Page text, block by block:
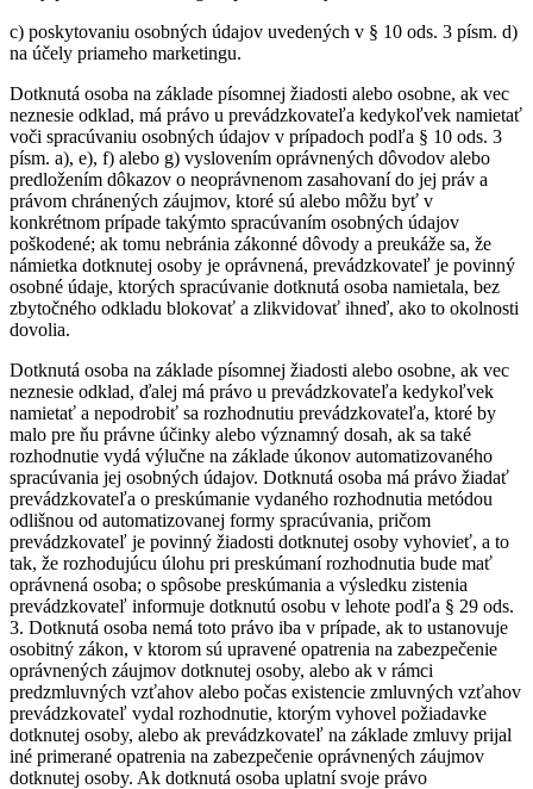
c) poskytovaniu osobných údajov uvedených v § 10 ods. 3 písm. d)
na účely priameho marketingu.
Dotknutá osoba na základe písomnej žiadosti alebo osobne, ak vec
neznesie odklad, má právo u prevádzkovateľa kedykoľvek namietať
voči spracúvaniu osobných údajov v prípadoch podľa § 10 ods. 3
písm. a), e), f) alebo g) vyslovením oprávnených dôvodov alebo
predložením dôkazov o neoprávnenom zasahovaní do jej práv a
právom chránených záujmov, ktoré sú alebo môžu byť v
konkrétnom prípade takýmto spracúvaním osobných údajov
poškodené; ak tomu nebránia zákonné dôvody a preukáže sa, že
námietka dotknutej osoby je oprávnená, prevádzkovateľ je povinný
osobné údaje, ktorých spracúvanie dotknutá osoba namietala, bez
zbytočného odkladu blokovať a zlikvidovať ihneď, ako to okolnosti
dovolia.
Dotknutá osoba na základe písomnej žiadosti alebo osobne, ak vec
neznesie odklad, ďalej má právo u prevádzkovateľa kedykoľvek
namietať a nepodrobiť sa rozhodnutiu prevádzkovateľa, ktoré by
malo pre ňu právne účinky alebo významný dosah, ak sa také
rozhodnutie vydá výlučne na základe úkonov automatizovaného
spracúvania jej osobných údajov. Dotknutá osoba má právo žiadať
prevádzkovateľa o preskúmanie vydaného rozhodnutia metódou
odlišnou od automatizovanej formy spracúvania, pričom
prevádzkovateľ je povinný žiadosti dotknutej osoby vyhovieť, a to
tak, že rozhodujúcu úlohu pri preskúmaní rozhodnutia bude mať
oprávnená osoba; o spôsobe preskúmania a výsledku zistenia
prevádzkovateľ informuje dotknutú osobu v lehote podľa § 29 ods.
3. Dotknutá osoba nemá toto právo iba v prípade, ak to ustanovuje
osobitný zákon, v ktorom sú upravené opatrenia na zabezpečenie
oprávnených záujmov dotknutej osoby, alebo ak v rámci
predzmluvných vzťahov alebo počas existencie zmluvných vzťahov
prevádzkovateľ vydal rozhodnutie, ktorým vyhovel požiadavke
dotknutej osoby, alebo ak prevádzkovateľ na základe zmluvy prijal
iné primerané opatrenia na zabezpečenie oprávnených záujmov
dotknutej osoby. Ak dotknutá osoba uplatní svoje právo